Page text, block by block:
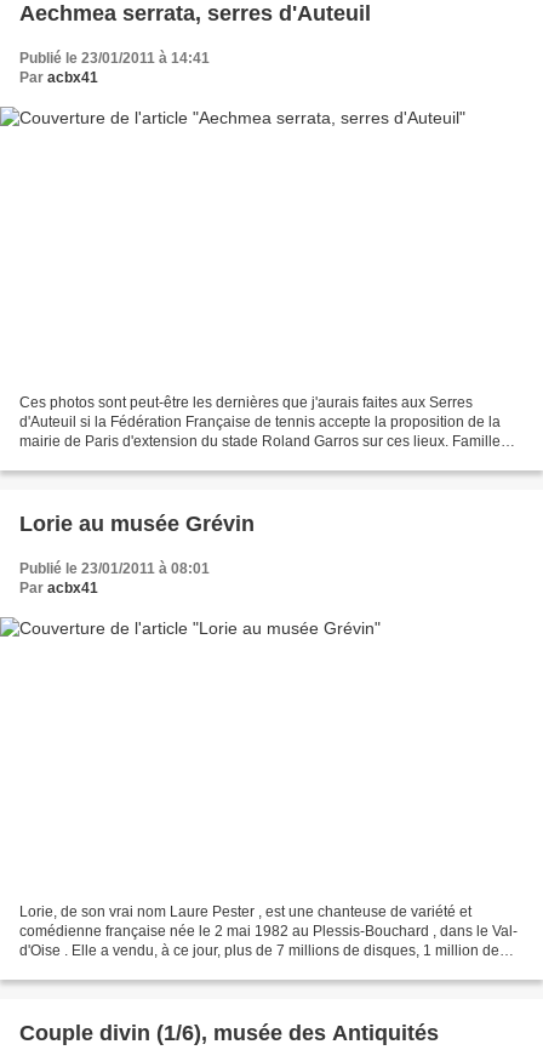
Aechmea serrata, serres d'Auteuil
Publié le 23/01/2011 à 14:41
Par acbx41
Ces photos sont peut-être les dernières que j'aurais faites aux Serres
d'Auteuil si la Fédération Française de tennis accepte la proposition de la
mairie de Paris d'extension du stade Roland Garros sur ces lieux. Famille
Lorie au musée Grévin
Publié le 23/01/2011 à 08:01
Par acbx41
Lorie, de son vrai nom Laure Pester , est une chanteuse de variété et
comédienne française née le 2 mai 1982 au Plessis-Bouchard , dans le Val-
d'Oise . Elle a vendu, à ce jour, plus de 7 millions de disques, 1 million de
Couple divin (1/6), musée des Antiquités